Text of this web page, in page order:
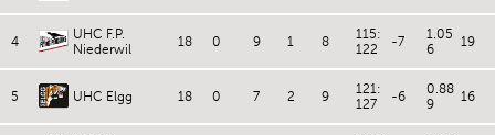
4
UHC F.P.
Niederwil
18 0 9 1 8
115:
122
-7
1.05
6
19
5 UHC Elgg 18 0 7 2 9
121:
127
-6
0.88
9
16